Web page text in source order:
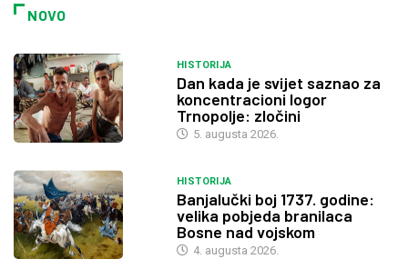
NOVO
HISTORIJA
Dan kada je svijet saznao za
koncentracioni logor
Trnopolje: zločini
5. augusta 2026.
HISTORIJA
Banjalučki boj 1737. godine:
velika pobjeda branilaca
Bosne nad vojskom
4. augusta 2026.